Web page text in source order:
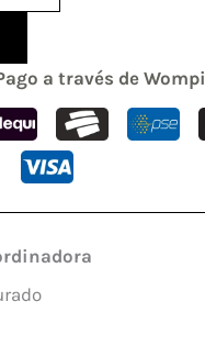
a través de Wompi